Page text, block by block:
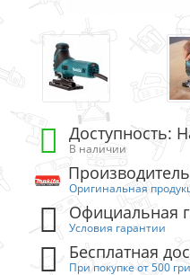
Доступность:
В наличии
Оригинальная
Официальная
Условия гарантии
Бесплатная
При покупке от 500